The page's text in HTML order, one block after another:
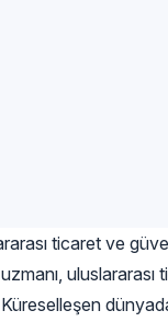
ticaret ve
uluslararası